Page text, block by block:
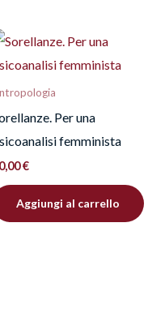
pubblicare una
Per una
femminista
€
Aggiungi al carrello